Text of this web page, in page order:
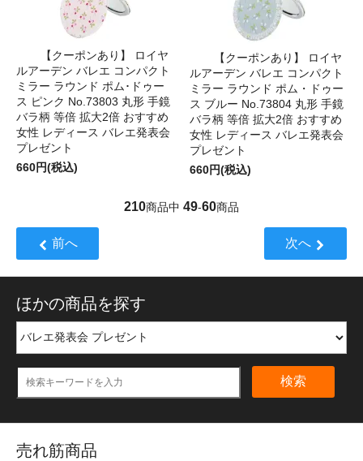
【クーポンあり】 ロイヤ
ルアーデン バレエ コンパクト
ミラー ラウンド ポム･ドゥー
ス ピンク No.73803 丸形 手鏡
バラ柄 等倍 拡大2倍 おすすめ
女性 レディース バレエ発表会
プレゼント
660円(税込)
【クーポンあり】 ロイヤ
ルアーデン バレエ コンパクト
ミラー ラウンド ポム・ドゥー
ス ブルー No.73804 丸形 手鏡
バラ柄 等倍 拡大2倍 おすすめ
女性 レディース バレエ発表会
プレゼント
660円(税込)
210商品中 49-60商品
前へ 次へ
ほかの商品を探す
検索
売れ筋商品